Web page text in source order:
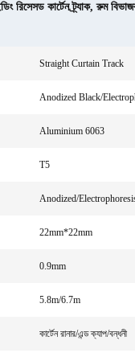
রিসেসড কার্টেন ট্র্যাক,রুম
Straight Curtain Track
Anodized Black/
Aluminium 6063
T5
Anodized/
22mm*22mm
0.9mm
5.8m/6.7m
কার্টেন রানার/এন্ড ক্যাপ/বন্ধনী